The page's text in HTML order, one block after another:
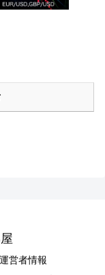
運営者情報